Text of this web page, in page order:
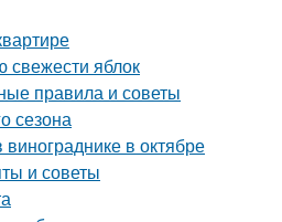
свежести яблок
правила и советы
сезона
в октябре
и советы